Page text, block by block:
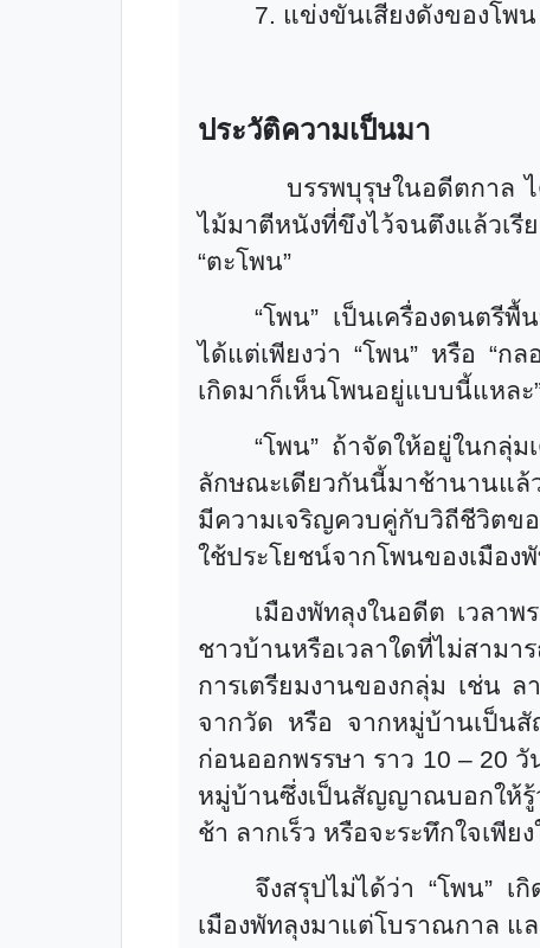
7. แข่งขันเสียงดังของโพน
ประวัติความเป็นมา
บรรพบุรุษในอดีตกาล
ไม้มาตีหนังที่ขึงไว้จนตึงแล้วเ
“ตะโพน”
“โพน” เป็นเครื่องดนตรี
ได้แต่เพียงว่า “โพน” หรือ “กล
เกิดมาก็เห็นโพนอยู่แบบนี้แหละ
“โพน” ถ้าจัดให้อยู่ในกลุ่ม
ลักษณะเดียวกันนี้มาช้านานแล้
มีความเจริญควบคู่กับวิถีชีวิตข
ใช้ประโยชน์จากโพนของเมือง
เมืองพัทลุงในอดีต เวลา
ชาวบ้านหรือเวลาใดที่ไม่สาม
การเตรียมงานของกลุ่ม เช่น
จากวัด หรือ จากหมู่บ้านเป็น
ก่อนออกพรรษา ราว 10 – 20 วั
หมู่บ้านซึ่งเป็นสัญญาณบอกให้รู้
ช้า ลากเร็ว หรือจะระทึกใจเพีย
จึงสรุปไม่ได้ว่า“โพน” เ
เมืองพัทลุงมาแต่โบราณกาล แ